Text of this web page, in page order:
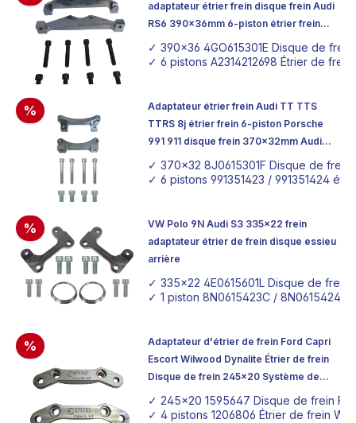
adaptateur étrier frein disque frein Audi
RS6 390x36mm 6-piston étrier frein
Mercedes SL63 AMG
✓ 390x36 4GO615301E Disque de frein
✓ 6 pistons A2314212698 Étrier de
%
Adaptateur étrier frein Audi TT TTS
TTRS 8j étrier frein 6-piston Porsche
991 911 disque frein 370x32mm Audi
TTRS
✓ 370x32 8J0615301F Disque de frein
✓ 6 pistons 991351423 / 991351424
%
VW Polo 9N Audi S3 335x22 frein
adaptateur étrier de frein disque essieu
arrière
✓ 335x22 4E0615601L Disque de frein
✓ 1 piston 8N0615423C / 8N0615424C
%
Adaptateur d'étrier de frein Ford Capri
Escort Wilwood Dynalite Étrier de frein
Disque de frein 245x20 Système de
freinage
✓ 245x20 1595647 Disque de frein
✓ 4 pistons 1206806 Étrier de frein